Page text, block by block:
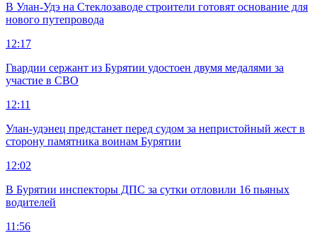
В Улан-Удэ на Стеклозаводе строители готовят основание для
нового путепровода
12:17
Гвардии сержант из Бурятии удостоен двумя медалями за
участие в СВО
12:11
Улан-удэнец предстанет перед судом за непристойный жест в
сторону памятника воинам Бурятии
12:02
В Бурятии инспекторы ДПС за сутки отловили 16 пьяных
водителей
11:56